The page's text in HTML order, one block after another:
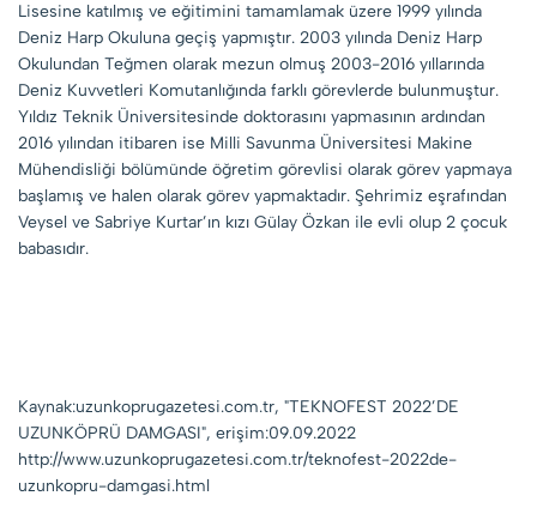
Lisesine katılmış ve eğitimini tamamlamak üzere 1999 yılında
Deniz Harp Okuluna geçiş yapmıştır. 2003 yılında Deniz Harp
Okulundan Teğmen olarak mezun olmuş 2003-2016 yıllarında
Deniz Kuvvetleri Komutanlığında farklı görevlerde bulunmuştur.
Yıldız Teknik Üniversitesinde doktorasını yapmasının ardından
2016 yılından itibaren ise Milli Savunma Üniversitesi Makine
Mühendisliği bölümünde öğretim görevlisi olarak görev yapmaya
başlamış ve halen olarak görev yapmaktadır. Şehrimiz eşrafından
Veysel ve Sabriye Kurtar’ın kızı Gülay Özkan ile evli olup 2 çocuk
babasıdır.
Kaynak:uzunkoprugazetesi.com.tr, "TEKNOFEST 2022’DE
UZUNKÖPRÜ DAMGASI", erişim:09.09.2022
http://www.uzunkoprugazetesi.com.tr/teknofest-2022de-
uzunkopru-damgasi.html